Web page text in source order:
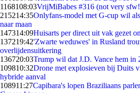
1168108:03VrijMiBabes #316 (not very
215214:35Onlyfans-model met G-cup wil
naar maan
147314:09Huisarts per direct uit vak gezet
137219:42'Zwarte weduwes' in Rusland
overlijdensuitkering
136720:03Trump wil dat J.D. Vance hem in
109810:32Drone met explosieven bij Duits
hybride aanval
108911:27Capibara's lopen Braziliaans